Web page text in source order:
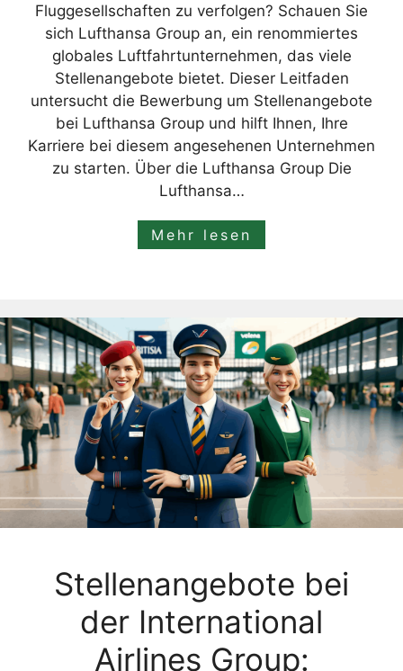
Fluggesellschaften zu verfolgen? Schauen Sie
sich Lufthansa Group an, ein renommiertes
globales Luftfahrtunternehmen, das viele
Stellenangebote bietet. Dieser Leitfaden
untersucht die Bewerbung um Stellenangebote
bei Lufthansa Group und hilft Ihnen, Ihre
Karriere bei diesem angesehenen Unternehmen
zu starten. Über die Lufthansa Group Die
Lufthansa…
Mehr lesen
Stellenangebote bei
der International
Airlines Group: